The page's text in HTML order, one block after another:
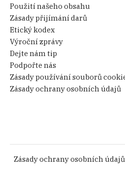
Použití našeho obsahu
Zásady přijímání darů
Etický kodex
Výroční zprávy
Dejte nám tip
Podpořte nás
Zásady používání souborů
Zásady ochrany osobních údajů
Zásady ochrany osobních údajů